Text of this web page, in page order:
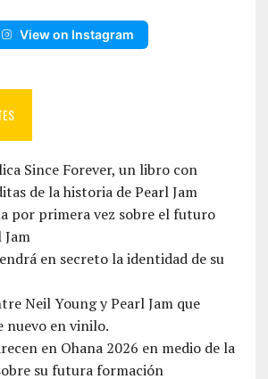
View on Instagram
Since Forever, un libro con
de la historia de Pearl Jam
por primera vez sobre el futuro
en secreto la identidad de su
Neil Young y Pearl Jam que
nuevo en vinilo.
en Ohana 2026 en medio de la
su futura formación